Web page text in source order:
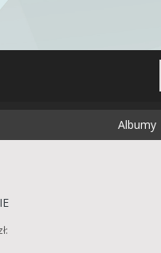
Albumy